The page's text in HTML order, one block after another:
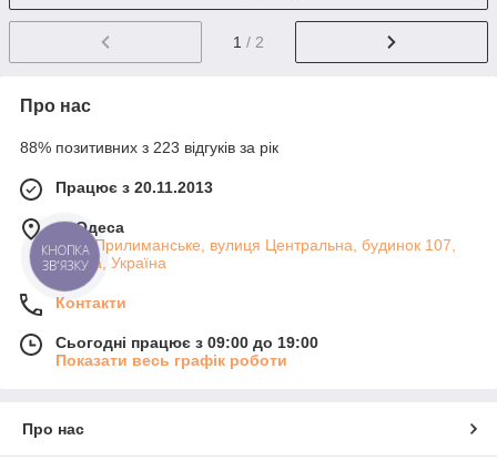
1 / 2
Про нас
88% позитивних з 223 відгуків за рік
Працює з 20.11.2013
м. Одеса
село Прилиманське, вулиця Центральна, будинок 107,
Одеса, Україна
Контакти
Сьогодні працює з 09:00 до 19:00
Показати весь графік роботи
Про нас
КНОПКА
ЗВ'ЯЗКУ